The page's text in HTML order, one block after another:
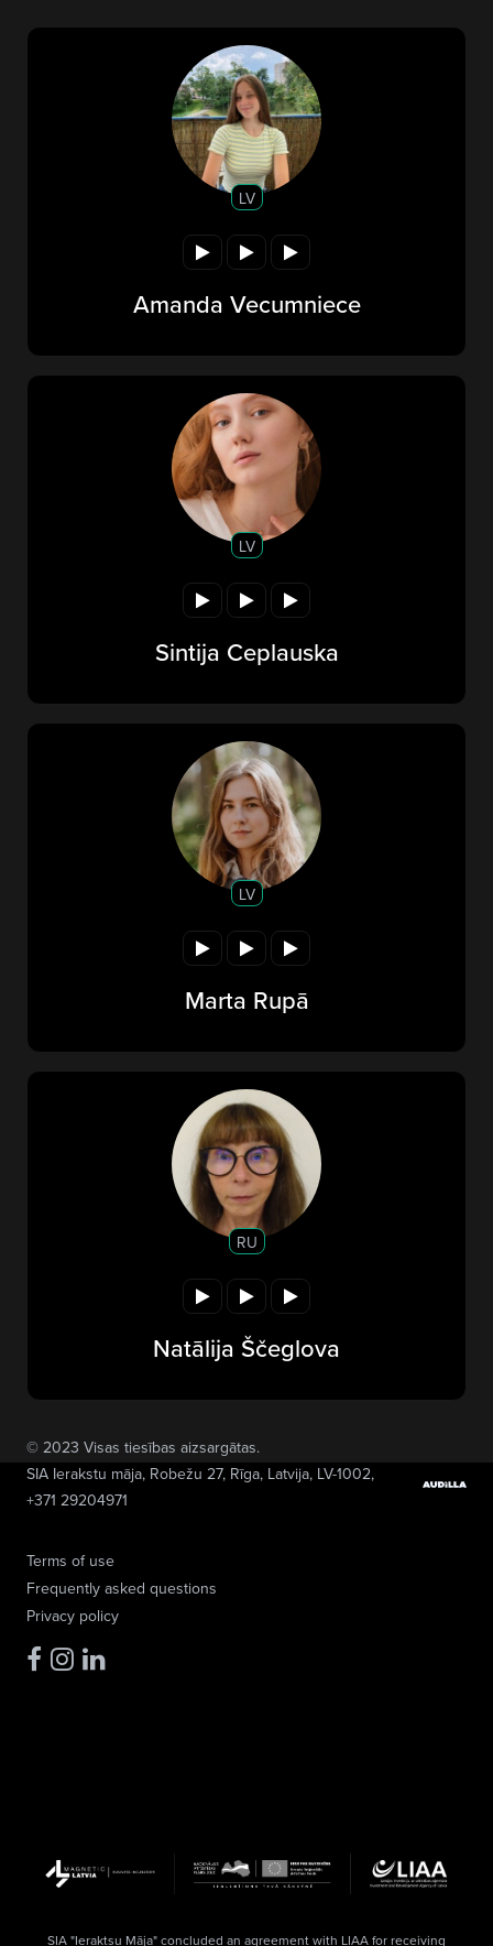
LV
Amanda Vecumniece
LV
Sintija Ceplauska
LV
Marta Rupā
RU
Natālija Ščeglova
Terms of use
Frequently asked questions
Privacy policy
© 2023 Visas tiesības aizsargātas.
SIA Ierakstu māja, Robežu 27, Rīga, Latvija, LV-1002,
+371 29204971
SIA "Ieraktsu Māja" concluded an agreement with LIAA for receiving